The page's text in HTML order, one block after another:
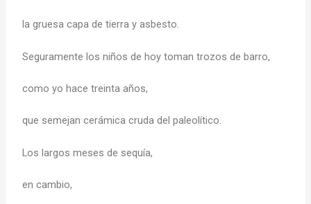
la gruesa capa de tierra y asbesto.
Seguramente los niños de hoy toman trozos de barro,
como yo hace treinta años,
que semejan cerámica cruda del paleolítico.
Los largos meses de sequía,
en cambio,